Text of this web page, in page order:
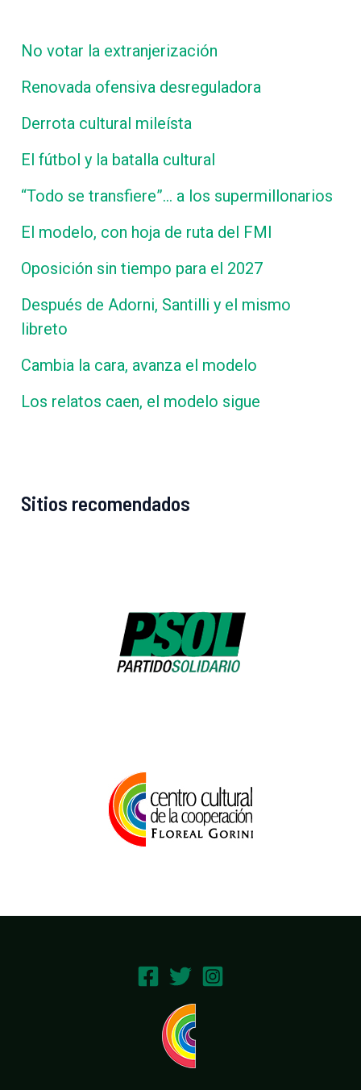
No votar la extranjerización
Renovada ofensiva desreguladora
Derrota cultural mileísta
El fútbol y la batalla cultural
“Todo se transfiere”… a los supermillonarios
El modelo, con hoja de ruta del FMI
Oposición sin tiempo para el 2027
Después de Adorni, Santilli y el mismo
libreto
Cambia la cara, avanza el modelo
Los relatos caen, el modelo sigue
Sitios recomendados